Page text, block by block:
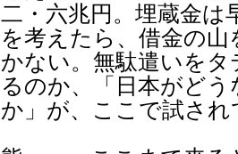
二・六兆円。埋蔵金は
を考えたら、借金の
かない。無駄遣いを
るのか、「日本がど
か」が、ここで試さ